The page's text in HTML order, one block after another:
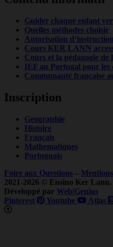
Guider chaque enfant
Quelles méthodes choisir
Autorisation
Cours KER LANN
Cours et la pédagogie
IEF au Portugal pour les
Communauté française
Inscription
Geographie
Histoire
Français
Mathematiques
Portuguais
Foire aux Questions –
2021-2026 © Ensino Ker Lann.
Développé par Web|Genius
Pinterest
Youtube Atlas